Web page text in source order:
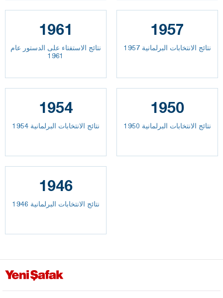
1961
نتائج الاستفتاء على الدستور عام
1961
1957
نتائج الانتخابات البرلمانية 1957
1954
نتائج الانتخابات البرلمانية 1954
1950
نتائج الانتخابات البرلمانية 1950
1946
نتائج الانتخابات البرلمانية 1946